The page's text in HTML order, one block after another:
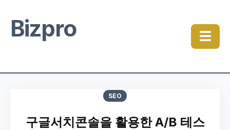
Bizpro ☰
SEO
구글서치콘솔을 활용한 A/B 테스